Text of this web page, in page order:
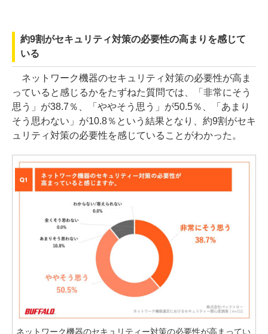
約9割がセキュリティ対策の必要性の高まりを感じて
いる
ネットワーク機器のセキュリティ対策の必要性が高ま
っていると感じるかをたずねた質問では、「非常にそう
思う」が38.7％、「ややそう思う」が50.5％、「あまり
そう思わない」が10.8％という結果となり、約9割がセキ
ュリティ対策の必要性を感じていることがわかった。
ネットワーク機器のセキュリティー対策の必要性が高まってい